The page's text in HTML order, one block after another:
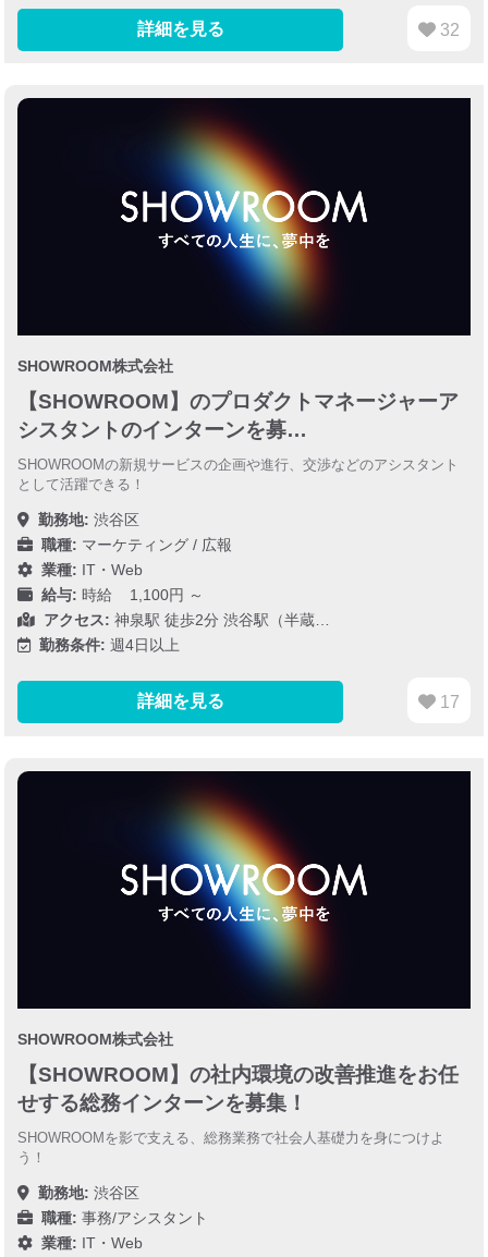
詳細を見る 32
SHOWROOM株式会社
【SHOWROOM】のプロダクトマネージャーア
シスタントのインターンを募…
SHOWROOMの新規サービスの企画や進行、交渉などのアシスタント
として活躍できる！
勤務地: 渋谷区
職種: マーケティング / 広報
業種: IT・Web
給与: 時給 1,100円 ～
アクセス: 神泉駅 徒歩2分 渋谷駅（半蔵…
勤務条件: 週4日以上
詳細を見る 17
SHOWROOM株式会社
【SHOWROOM】の社内環境の改善推進をお任
せする総務インターンを募集！
SHOWROOMを影で支える、総務業務で社会人基礎力を身につけよ
う！
勤務地: 渋谷区
職種: 事務/アシスタント
業種: IT・Web